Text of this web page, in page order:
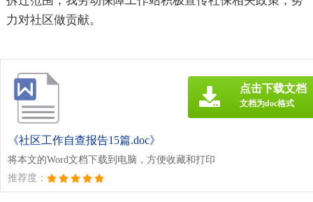
力对社区做贡献。
《社区工作自查报告15篇.doc》
将本文的Word文档下载到电脑，方便收藏和打印
推荐度：
点击下载文档
文档为doc格式